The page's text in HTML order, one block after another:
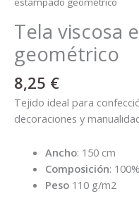
Tela viscosa
geométrico
8,25 €
Tejido ideal para
decoraciones y
Ancho: 150 cm
Composición:
Peso110 g/m2